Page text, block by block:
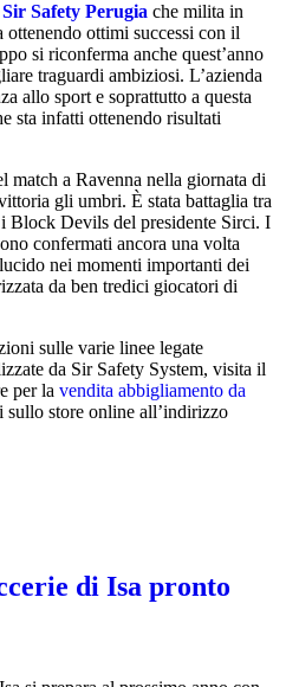
Sir Safety Perugia che milita in
ottenendo ottimi successi con il
si riconferma anche quest’anno
traguardi ambiziosi. L’azienda
allo sport e soprattutto a questa
sta infatti ottenendo risultati
match a Ravenna nella giornata di
gli umbri. È stata battaglia tra
Block Devils del presidente Sirci. I
confermati ancora una volta
nei momenti importanti dei
da ben tredici giocatori di
sulle varie linee legate
da Sir Safety System, visita il
per la vendita abbigliamento da
sullo store online all’indirizzo
di Isa pronto